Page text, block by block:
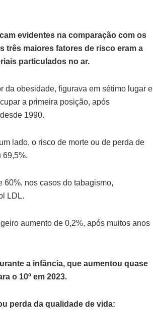
evidentes na comparação com os
três maiores fatores de risco eram a
particulados no ar.
da obesidade, figurava em sétimo lugar e
a primeira posição, após
1990.
lado, o risco de morte ou de perda de
69,5%.
60%, nos casos do tabagismo,
LDL.
aumento de 0,2%, após muitos anos
a infância, que aumentou quase
o 10º em 2023.
perda da qualidade de vida: